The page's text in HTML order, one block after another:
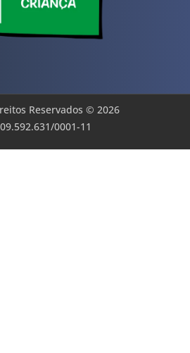
Reservados © 2026
0001-11